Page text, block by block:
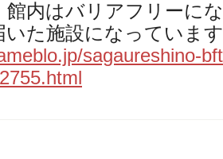
館内はバリアフリーに
いた施設になっていま
sagaureshino-